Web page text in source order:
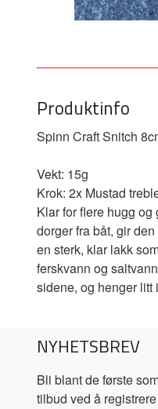
Produktinfo
Spinn Craft Snitch
Vekt: 15g
Krok: 2x Mustad
Klar for flere hugg
dorger fra båt, gir
en sterk, klar lakk
ferskvann og
sidene, og henger litt
NYHETSBREV
Bli blant de første
tilbud ved å